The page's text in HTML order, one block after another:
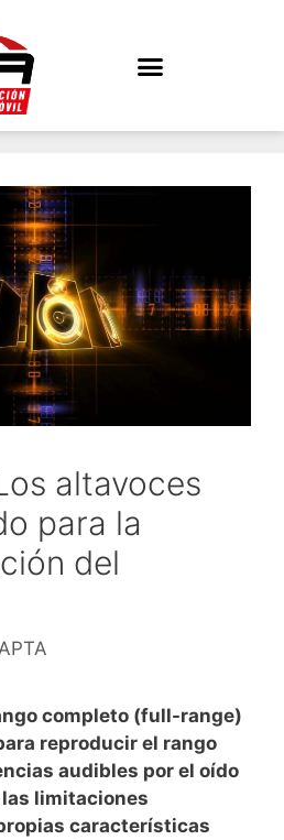
altavoces
para la
del
APTA
completo (full-range)
reproducir el rango
audibles por el oído
limitaciones
características